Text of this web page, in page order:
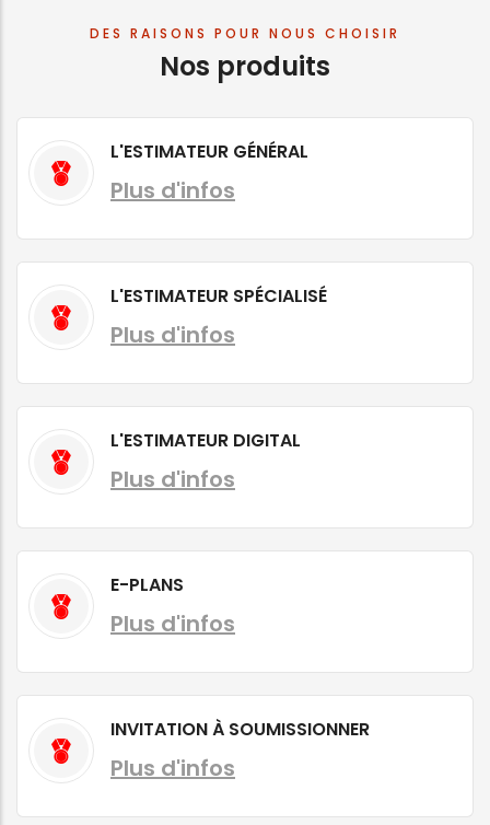
DES RAISONS POUR NOUS CHOISIR
Nos produits
L'ESTIMATEUR GÉNÉRAL
Plus d'infos
L'ESTIMATEUR SPÉCIALISÉ
Plus d'infos
L'ESTIMATEUR DIGITAL
Plus d'infos
E-PLANS
Plus d'infos
INVITATION À SOUMISSIONNER
Plus d'infos